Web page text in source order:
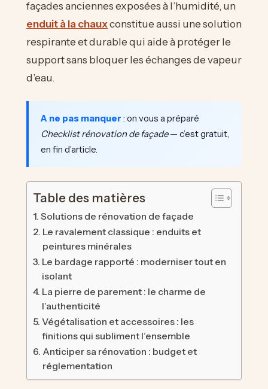
façades anciennes exposées à l’humidité, un
enduit à la chauxconstitue aussi une solution
respirante et durable qui aide à protéger le
support sans bloquer les échanges de vapeur
d’eau.
A ne pas manquer : on vous a préparé
Checklist rénovation de façade— c’est gratuit,
en fin d’article.
Table des matières
Solutions de rénovation de façade
Le ravalement classique : enduits et
peintures minérales
Le bardage rapporté : moderniser tout en
isolant
La pierre de parement : le charme de
l’authenticité
Végétalisation et accessoires : les
finitions qui subliment l’ensemble
Anticiper sa rénovation : budget et
réglementation